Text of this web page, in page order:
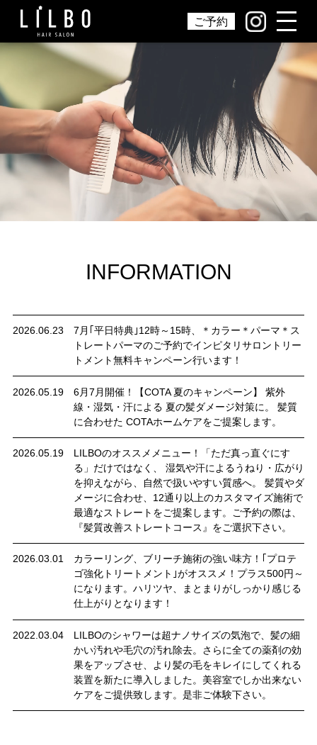
ご予約
INFORMATION
2026.06.23
7月｢平日特典｣12時～15時、＊カラー＊パーマ＊ス
トレートパーマのご予約でインピタリサロントリー
トメント無料キャンペーン行います！
2026.05.19
6月7月開催！【COTA 夏のキャンペーン】 紫外
線・湿気・汗による 夏の髪ダメージ対策に。 髪質
に合わせた COTAホームケアをご提案します。
2026.05.19
LILBOのオススメメニュー！「ただ真っ直ぐにす
る」だけではなく、 湿気や汗によるうねり・広がり
を抑えながら、自然で扱いやすい質感へ。 髪質やダ
メージに合わせ、12通り以上のカスタマイズ施術で
最適なストレートをご提案します。ご予約の際は、
『髪質改善ストレートコース』をご選択下さい。
2026.03.01
カラーリング、ブリーチ施術の強い味方！｢プロテ
ゴ強化トリートメント｣がオススメ！プラス500円～
になります。ハリツヤ、まとまりがしっかり感じる
仕上がりとなります！
2022.03.04
LILBOのシャワーは超ナノサイズの気泡で、髪の細
かい汚れや毛穴の汚れ除去。さらに全ての薬剤の効
果をアップさせ、より髪の毛をキレイにしてくれる
装置を新たに導入しました。美容室でしか出来ない
ケアをご提供致します。是非ご体験下さい。